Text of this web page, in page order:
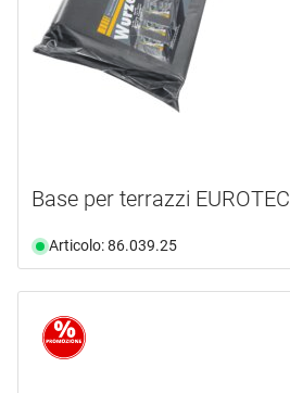
Base per terrazzi EUROTEC
Articolo: 86.039.25